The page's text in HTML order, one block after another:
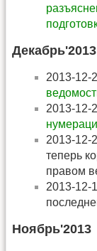
Декабрь'2013
2013-12-
2013-12-
2013-12-
теперь
правом
2013-12-
Ноябрь'2013